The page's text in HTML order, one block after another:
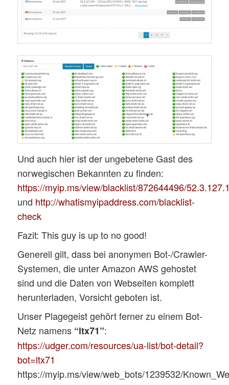
Und auch hier ist der ungebetene Gast des
norwegischen Bekannten zu finden:
https://myip.ms/view/blacklist/872644496/
und http://whatismyipaddress.com/blacklist-
check
Fazit: This guy is up to no good!
Generell gilt, dass bei anonymen Bot-/Crawler-
Systemen, die unter Amazon AWS gehostet
sind und die Daten von Webseiten komplett
herunterladen, Vorsicht geboten ist.
Unser Plagegeist gehört ferner zu einem Bot-
Netz namens “ltx71”:
https://udger.com/resources/ua-list/bot-detail?
bot=ltx71
https://myip.ms/view/web_bots/1239532/